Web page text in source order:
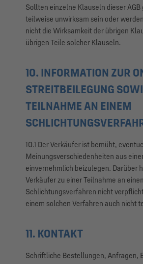
Sollten einzelne Klauseln dieser AGB
teilweise unwirksam sein oder
nicht die Wirksamkeit der übrigen
übrigen Teile solcher Klauseln.
10. INFORMATION ZUR
STREITBEILEGUNG
TEILNAHME AN EINEM
10.1 Der Verkäufer ist bemüht,
Meinungsverschiedenheiten aus
einvernehmlich beizulegen. Darüber
Verkäufer zu einer Teilnahme an
Schlichtungsverfahren nicht
einem solchen Verfahren auch nicht
11. KONTAKT
Schriftliche Bestellungen, Anfragen,